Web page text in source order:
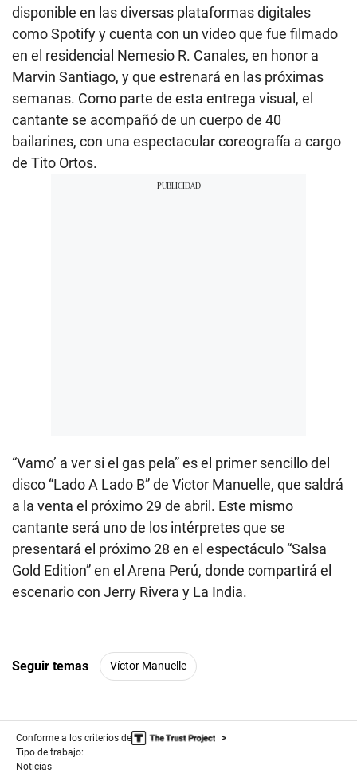
disponible en las diversas plataformas digitales
como Spotify y cuenta con un video que fue filmado
en el residencial Nemesio R. Canales, en honor a
Marvin Santiago, y que estrenará en las próximas
semanas. Como parte de esta entrega visual, el
cantante se acompañó de un cuerpo de 40
bailarines, con una espectacular coreografía a cargo
de Tito Ortos.
“Vamo’ a ver si el gas pela” es el primer sencillo del
disco “Lado A Lado B” de Victor Manuelle, que saldrá
a la venta el próximo 29 de abril. Este mismo
cantante será uno de los intérpretes que se
presentará el próximo 28 en el espectáculo “Salsa
Gold Edition” en el Arena Perú, donde compartirá el
escenario con Jerry Rivera y La India.
Seguir temas Víctor Manuelle
Conforme a los criterios de
Tipo de trabajo:
Noticias